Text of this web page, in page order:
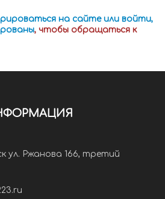
на сайте или войти,
, чтобы обращаться к
ул. Ржанова 166, третий